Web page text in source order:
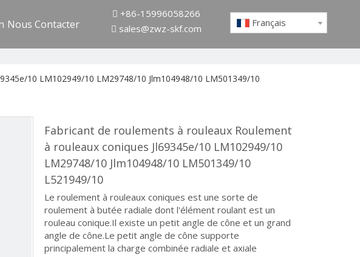
Nous Contacter
 +86-15996058266
 sales@zwz-skf.com Français
10 LM102949/10 LM29748/10 Jlm104948/10 LM501349/10
Fabricant de roulements à rouleaux Roulement
à rouleaux coniques Jl69345e/10 LM102949/10
LM29748/10 Jlm104948/10 LM501349/10
L521949/10
Le roulement à rouleaux coniques est une sorte de
roulement à butée radiale dont l'élément roulant est un
rouleau conique.Il existe un petit angle de cône et un grand
angle de cône.Le petit angle de cône supporte
principalement la charge combinée radiale et axiale